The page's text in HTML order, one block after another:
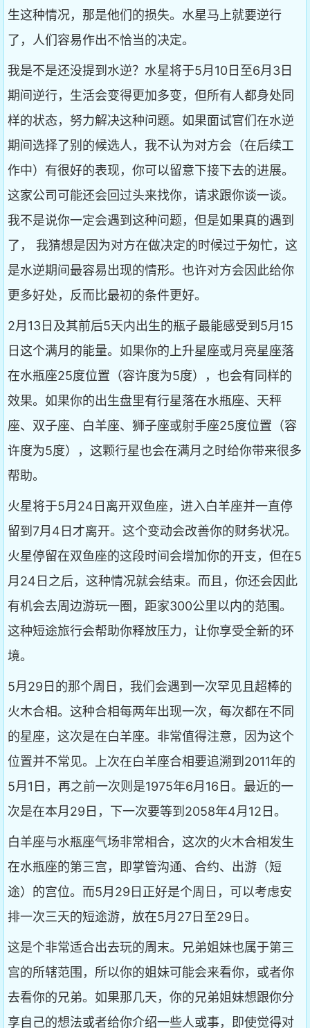
生这种情况，那是他们的损失。水星马上就要逆行
了，人们容易作出不恰当的决定。
我是不是还没提到水逆？水星将于5月10日至6月3日
期间逆行，生活会变得更加多变，但所有人都身处同
样的状态，努力解决这种问题。如果面试官们在水逆
期间选择了别的候选人，我不认为对方会（在后续工
作中）有很好的表现，你可以留意下接下去的进展。
这家公司可能还会回过头来找你，请求跟你谈一谈。
我不是说你一定会遇到这种问题，但是如果真的遇到
了， 我猜想是因为对方在做决定的时候过于匆忙，这
是水逆期间最容易出现的情形。也许对方会因此给你
更多好处，反而比最初的条件更好。
2月13日及其前后5天内出生的瓶子最能感受到5月15
日这个满月的能量。如果你的上升星座或月亮星座落
在水瓶座25度位置（容许度为5度），也会有同样的
效果。如果你的出生盘里有行星落在水瓶座、天秤
座、双子座、白羊座、狮子座或射手座25度位置（容
许度为5度），这颗行星也会在满月之时给你带来很多
帮助。
火星将于5月24日离开双鱼座，进入白羊座并一直停
留到7月4日才离开。这个变动会改善你的财务状况。
火星停留在双鱼座的这段时间会增加你的开支，但在5
月24日之后，这种情况就会结束。而且，你还会因此
有机会去周边游玩一圈，距家300公里以内的范围。
这种短途旅行会帮助你释放压力，让你享受全新的环
境。
5月29日的那个周日，我们会遇到一次罕见且超棒的
火木合相。这种合相每两年出现一次，每次都在不同
的星座，这次是在白羊座。非常值得注意，因为这个
位置并不常见。上次在白羊座合相要追溯到2011年的
5月1日，再之前一次则是1975年6月16日。最近的一
次是在本月29日，下一次要等到2058年4月12日。
白羊座与水瓶座气场非常相合，这次的火木合相发生
在水瓶座的第三宫，即掌管沟通、合约、出游（短
途）的宫位。而5月29日正好是个周日，可以考虑安
排一次三天的短途游，放在5月27日至29日。
这是个非常适合出去玩的周末。兄弟姐妹也属于第三
宫的所辖范围，所以你的姐妹可能会来看你，或者你
去看你的兄弟。如果那几天，你的兄弟姐妹想跟你分
享自己的想法或者给你介绍一些人或事，即使觉得对